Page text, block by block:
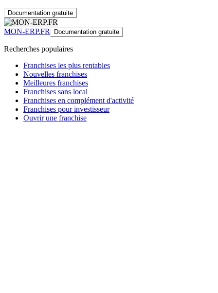
Documentation gratuite
MON-ERP.FR Documentation gratuite
Recherches populaires
Franchises les plus rentables
Nouvelles franchises
Meilleures franchises
Franchises sans local
Franchises en complément d'activité
Franchises pour investisseur
Ouvrir une franchise